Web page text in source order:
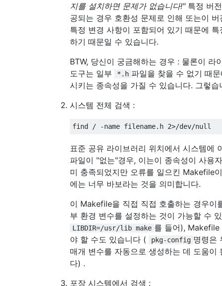
지를 설치하면 문제가 없습니다!" 특정 버
공되는 경우 호환성 문제로 인해 또는이
특정 변경 사항이 포함되어 있기 때문에
하기 때문일 수 있습니다.
BTW, 당신이 궁금해하는 경우 : 물론이 라
도구는 일부
*.h 파일을 찾을 수 없기 때
시키는 종속성을 가질 수 있습니다. 그렇습
시스템 전체 검색 :
표준 공유 라이브러리 위치에서 시스템에
파일이 "없는"경우, 이는이 종속성이 사용
미 충족되었지만 오류를 일으킨 Makefile
에는 너무 바보라는 것을 의미합니다.
이 Makefile을 직접 직접 호출하는 경우이
부 환경 변수를 설정하는 것이 가능할 수
LIBDIR=/usr/lib make 를 들어), Makefile
야 할 수도 있습니다 (
pkg-config 명령은
매개 변수를 자동으로 생성하는 데 도움이
다) .
포장 시스템에서 검색 :